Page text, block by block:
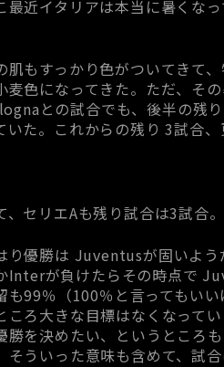
最近イタリアは本当に暑くな
肌もすっかり色がついてきて
麦色になってきた。ただ、そ
との試合でも、後半の残
いた。これからの残り 3試合
、セリエAも残り試合は3試合。
り優勝は Juventusが固いよ
Interが負けたらその時点で
も99％（100％と言ってもい
ころ大きな目標はなくなって
勝を決めたい、というところ
そういった意味も含めて、試